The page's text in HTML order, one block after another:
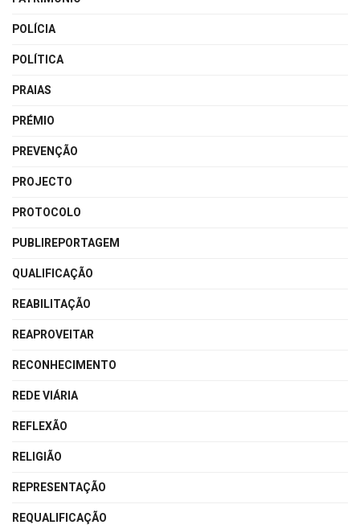
POLÍCIA
POLÍTICA
PRAIAS
PRÉMIO
PREVENÇÃO
PROJECTO
PROTOCOLO
PUBLIREPORTAGEM
QUALIFICAÇÃO
REABILITAÇÃO
REAPROVEITAR
RECONHECIMENTO
REDE VIÁRIA
REFLEXÃO
RELIGIÃO
REPRESENTAÇÃO
REQUALIFICAÇÃO